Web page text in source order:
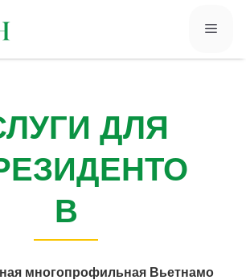
ДЛЯ
В
многопрофильная Вьетнамо